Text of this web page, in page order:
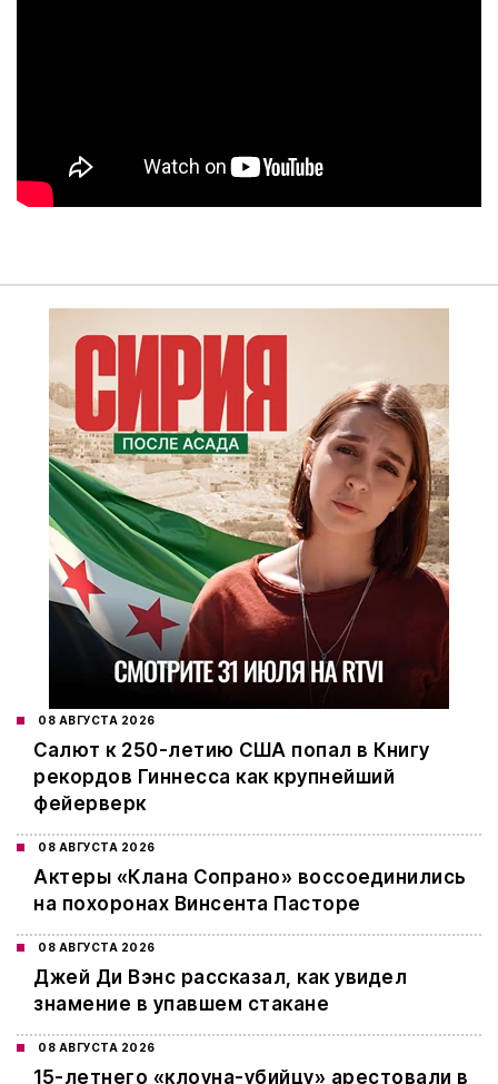
08 АВГУСТА 2026
Салют к 250-летию США попал в Книгу
рекордов Гиннесса как крупнейший
фейерверк
08 АВГУСТА 2026
Актеры «Клана Сопрано» воссоединились
на похоронах Винсента Пасторе
08 АВГУСТА 2026
Джей Ди Вэнс рассказал, как увидел
знамение в упавшем стакане
08 АВГУСТА 2026
15-летнего «клоуна-убийцу» арестовали в